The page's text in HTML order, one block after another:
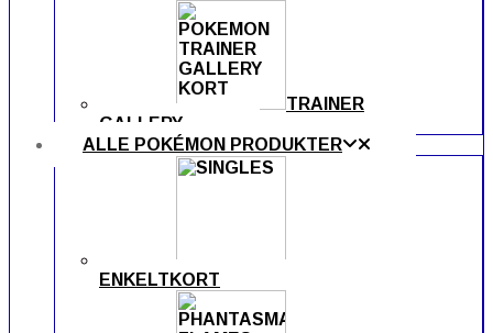
TRAINER
GALLERY
ALLE POKÉMON PRODUKTER
ENKELTKORT